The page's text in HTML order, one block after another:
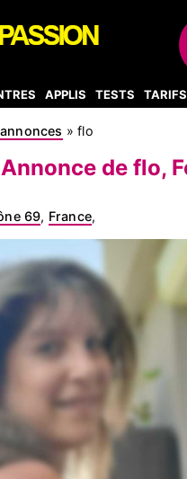
APPLIS TESTS TARIFS
annonces »flo
Annonce de flo,
69, France,